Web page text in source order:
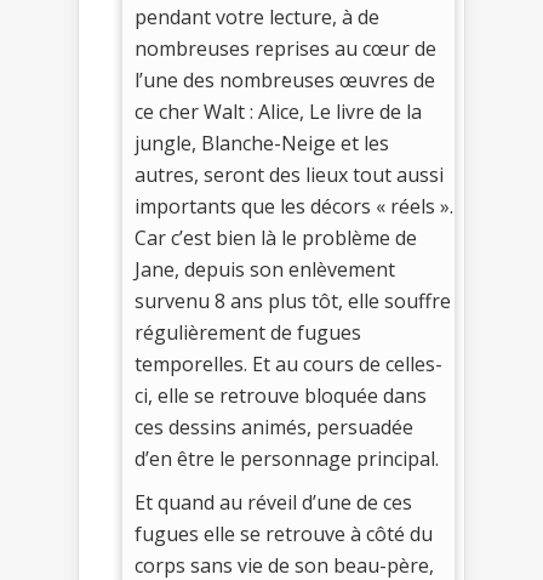
pendant votre lecture, à de
nombreuses reprises au cœur de
l’une des nombreuses œuvres de
ce cher Walt : Alice, Le livre de la
jungle, Blanche-Neige et les
autres, seront des lieux tout aussi
importants que les décors « réels ».
Car c’est bien là le problème de
Jane, depuis son enlèvement
survenu 8 ans plus tôt, elle souffre
régulièrement de fugues
temporelles. Et au cours de celles-
ci, elle se retrouve bloquée dans
ces dessins animés, persuadée
d’en être le personnage principal.
Et quand au réveil d’une de ces
fugues elle se retrouve à côté du
corps sans vie de son beau-père,